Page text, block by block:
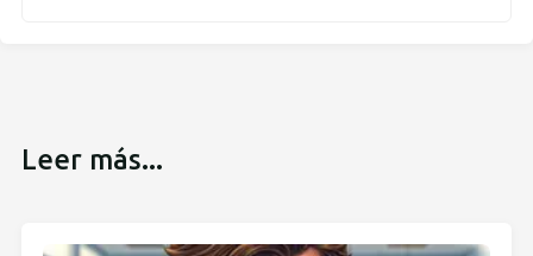
Leer más...